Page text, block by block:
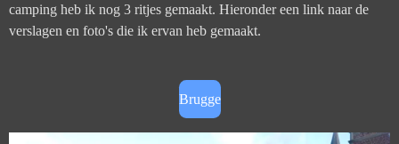
camping heb ik nog 3 ritjes gemaakt. Hieronder een link naar de
verslagen en foto's die ik ervan heb gemaakt.
Brugge